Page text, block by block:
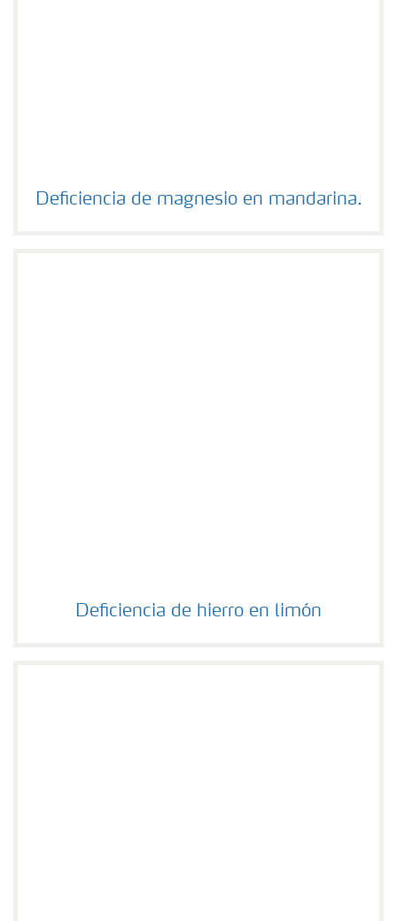
Deficiencia de magnesio en mandarina.
Deficiencia de magnesio en mandarina.
Deficiencia de hierro en limón
Deficiencia de hierro en limón